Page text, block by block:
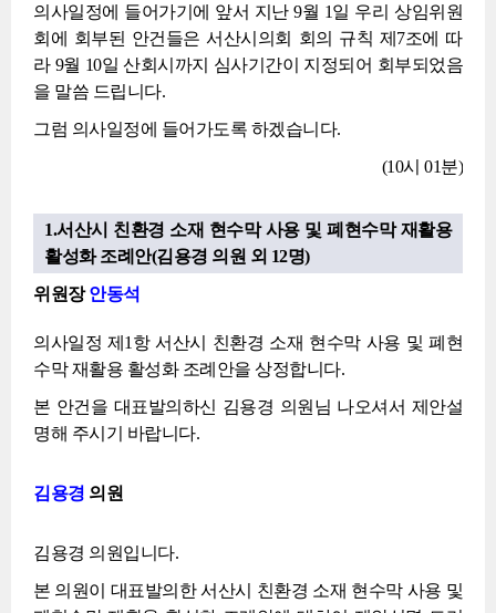
의사일정에 들어가기에 앞서 지난 9월 1일 우리 상임위원
회에 회부된 안건들은 서산시의회 회의 규칙 제7조에 따
라 9월 10일 산회시까지 심사기간이 지정되어 회부되었음
을 말씀 드립니다.
그럼 의사일정에 들어가도록 하겠습니다.
(10시 01분)
1.서산시 친환경 소재 현수막 사용 및 폐현수막 재활용
활성화 조례안(김용경 의원 외 12명)
위원장안동석
의사일정 제1항 서산시 친환경 소재 현수막 사용 및 폐현
수막 재활용 활성화 조례안을 상정합니다.
본 안건을 대표발의하신 김용경 의원님 나오셔서 제안설
명해 주시기 바랍니다.
김용경 의원
김용경 의원입니다.
본 의원이 대표발의한 서산시 친환경 소재 현수막 사용 및